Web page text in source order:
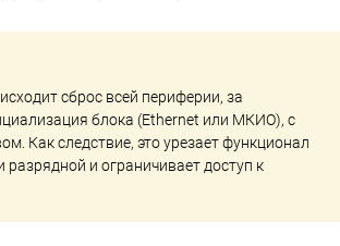
сброс всей периферии, за
блока (Ethernet или МКИО), с
Как следствие, это урезает функционал
и ограничивает доступ к